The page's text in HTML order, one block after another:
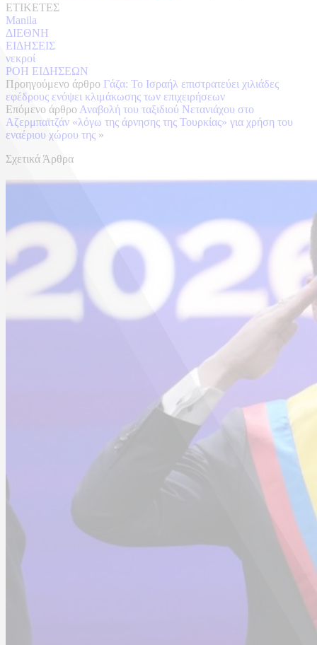
ΕΤΙΚΕΤΕΣ
Manila
ΔΙΕΘΝΗ
ΕΙΔΗΣΕΙΣ
νεκροί
ΡΟΗ ΕΙΔΗΣΕΩΝ
Προηγούμενο άρθρο Γάζα: Το Ισραήλ επιστρατεύει χιλιάδες
εφέδρους ενόψει κλιμάκωσης των επιχειρήσεων
Επόμενο άρθρο Αναβολή του ταξιδιού Νετανιάχου στο
Αζερμπαϊτζάν «λόγω της άρνησης της Τουρκίας» για χρήση του
εναέριου χώρου της »
Σχετικά Άρθρα